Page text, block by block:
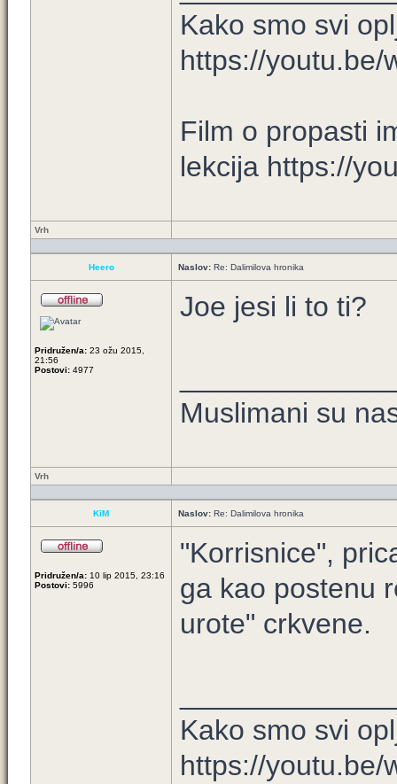
Kako smo svi
https://youtu.be/
Film o propasti
lekcija https://
Vrh
Heero Naslov: Re: Dalimilova hronika
Pridružen/a: 23 ožu 2015,
21:56
Postovi: 4977
Joe jesi li to ti?
Muslimani su
Vrh
KiM Naslov: Re: Dalimilova hronika
Pridružen/a: 10 lip 2015, 23:16
Postovi: 5996
"Korrisnice",
ga kao postenu
urote" crkvene.
Kako smo svi
https://youtu.be/